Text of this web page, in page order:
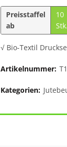
Preisstaffel
ab
10
Stk.
√ Bio-Textil
Artikelnummer:
Kategorien: